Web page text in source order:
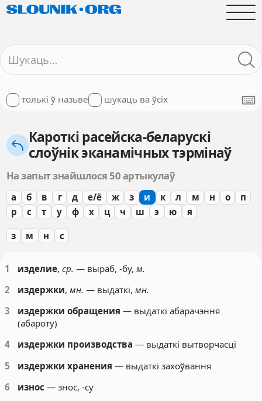
толькі ў назьве шукаць ва ўсіх
Кароткі расейска-беларускі
слоўнік эканамічных тэрмінаў
На запыт знайшлося 50 артыкулаў
а б в г д е/ё ж з и к л м н о
п
р
с т у ф х ц ч ш э ю я
з м н с
1 изделие,ср. — выраб, -бу,м.
2
издержки,мн. — выдаткі,мн.
3
издержки обращения — выдаткі абарачэння
(абароту)
4
издержки производства — выдаткі вытворчасці
5
издержки хранения — выдаткі захоўвання
6
износ — знос, -су